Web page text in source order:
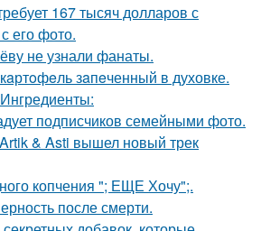
167 тысяч долларов с
его фото.
не узнали фанаты.
зaпeченный в духовке.
подписчиков семейными фото.
& Asti вышел новый трек
копчения "; ЕЩЕ Хочу";.
после смерти.